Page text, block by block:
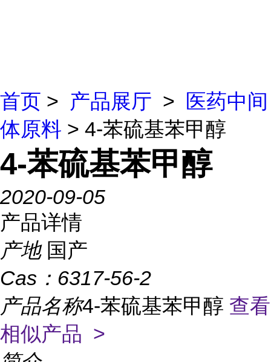
首页 > 产品展厅 >
医药中间
体原料 > 4-苯硫基苯甲醇
4-苯硫基苯甲醇
2020-09-05
产品详情
产地 国产
Cas： 6317-56-2
产品名称4-苯硫基苯甲醇 查看
相似产品 >